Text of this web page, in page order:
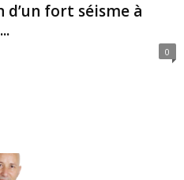
d’un fort séisme à
0